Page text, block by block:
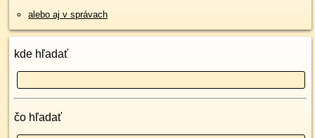
alebo aj v správach
kde hľadať
čo hľadať